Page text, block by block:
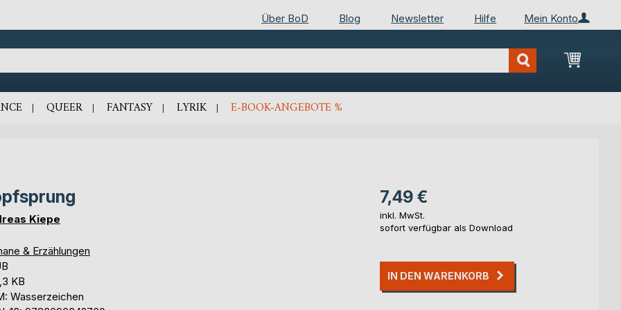
Mein Konto
Über BoD Blog Newsletter Hilfe
Mein
QUEER FANTASY LYRIK E-BOOK-ANGEBOTE %
Kiepe
& Erzählungen
KB
Wasserzeichen
7,49 €
inkl. MwSt.
sofort verfügbar als Download
IN DEN WARENKORB